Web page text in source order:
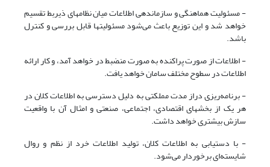
- مسئولیت هماهنگی و سازماندهی اطلاعات میان نظامهای ذیربط تقسیم
خواهد شد و این توزیع باعث می‌شود مسئولیتها قابل بررسی و کنترل
باشد.
- اطلاعات از صورت پراکنده به صورت منضبط در خواهد آمد، و کار ارائه
اطلاعات در سطوح مختلف سامان خواهد یافت.
- برنامه‌ریزی دراز مدت مملکتی به دلیل دسترسی به اطلاعات کلان در
هر یک از بخشهای اقتصادی، اجتماعی، صنعتی و امثال آن با واقعیت
سازش بیشتری خواهد داشت.
- با دستیابی به اطلاعات کلان، تولید اطلاعات خرد از نظم و روال
شایسته‌ای برخوردار می‌شود.